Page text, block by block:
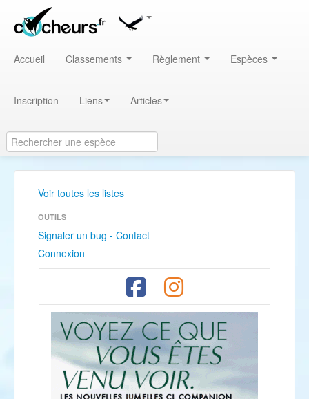
Accueil Classements Règlement Espèces
Inscription Liens Articles
Voir toutes les listes
OUTILS
Signaler un bug - Contact
Connexion